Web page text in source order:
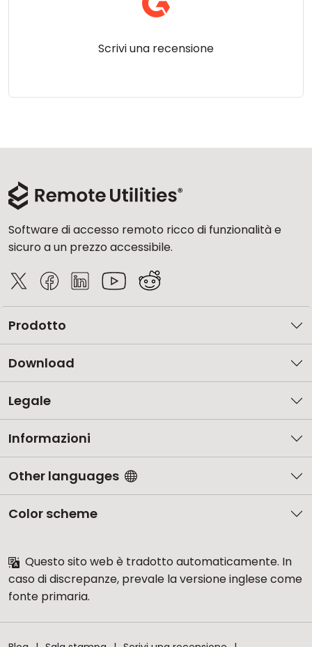
Scrivi una recensione
Software di accesso remoto ricco di funzionalità e
sicuro a un prezzo accessibile.
Prodotto
Download
Legale
Informazioni
Other languages
Color scheme
Questo sito web è tradotto automaticamente. In
caso di discrepanze, prevale la versione inglese come
fonte primaria.